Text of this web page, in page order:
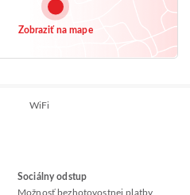
Zobraziť na mape
WiFi
Sociálny odstup
Možnosť bezhotovostnej platby